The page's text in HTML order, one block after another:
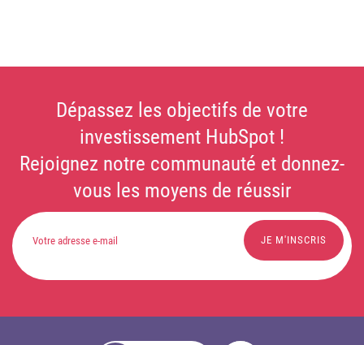
Dépassez les objectifs de votre
investissement HubSpot !
Rejoignez notre communauté et donnez-
vous les moyens de réussir